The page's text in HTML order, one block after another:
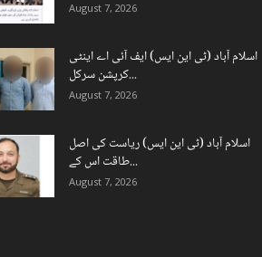
August 7, 2026
اسلام آباد (ٹی این ایس) ایف آئی اے اینٹی
کرپشن سرکل...
August 7, 2026
اسلام آباد (ٹی این ایس) ریاست کی اصل
طاقت اس کے...
August 7, 2026